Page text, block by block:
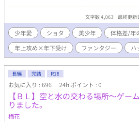
@densinosyokusyu さんの小説エディタ
https://ci-en.dlsite.com/creator/3104
文字数 4,063 最終更新
少年愛 ショタ 美少年 体格差/年
年上攻め×年下受け
ファンタジー ハ
長編 完結 R18
お気に入り : 696 24h.ポイント : 0
【ＢＬ】空と水の交わる場所～ゲー
りました。
梅花